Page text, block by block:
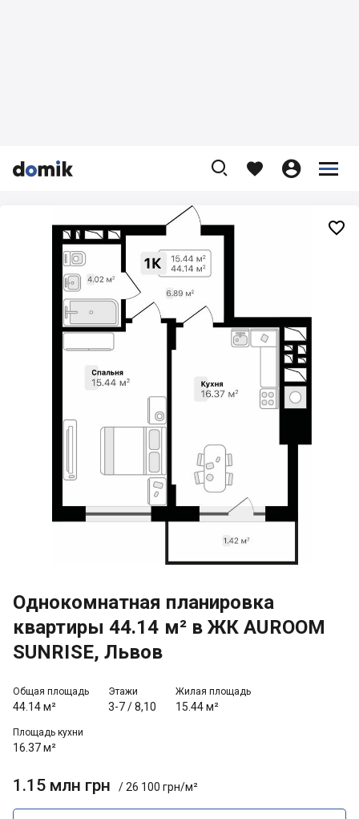


    


Однокомнатная планировка
квартиры 44.14 м² в ЖК AUROOM
SUNRISE, Львов
Общая площадь
44.14 м²
Этажи
3-7/8,10
Жилая площадь
15.44 м²
Площадь кухни
16.37 м²
1.15 млн грн / 26 100 грн/м²
